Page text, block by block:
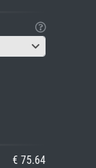
€ 75.64